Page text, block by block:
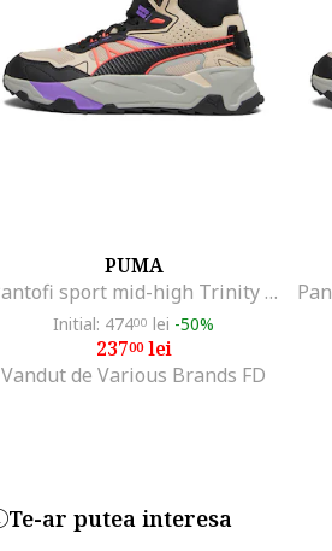
PUMA
Pantofi sport mid-high Trinity Mid Hybrid Granola, Negru/Bej deschis
Initial: 47400 lei -50%
23700lei
Vandut de Various Brands FD
Te-ar putea interesa